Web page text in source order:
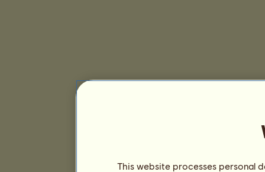
This website processes personal